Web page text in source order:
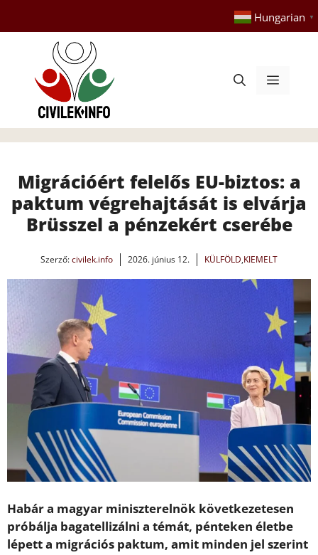
tartalomba
Hungarian ▼
Menü
Migrációért felelős EU-biztos: a
paktum végrehajtását is elvárja
Brüsszel a pénzekért cserébe
Szerző:civilek.info 2026. június 12. KÜLFÖLD,KIEMELT
Habár a magyar miniszterelnök következetesen
próbálja bagatellizálni a témát, pénteken életbe
lépett a migrációs paktum, amit minden jel szerint